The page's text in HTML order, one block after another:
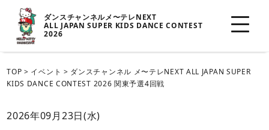
ダンスチャンネルメ〜テレNEXT
ALL JAPAN SUPER KIDS DANCE CONTEST
2026
TOP > イベント > ダンスチャンネル メ〜テレNEXT ALL JAPAN SUPER
KIDS DANCE CONTEST 2026 関東予選4回戦
2026年09月23日(水)